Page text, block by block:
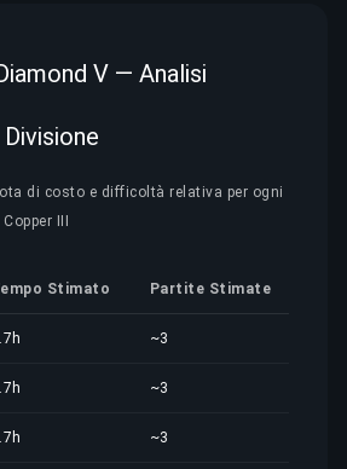
V — Analisi
di costo e difficoltà relativa per ogni
III
Stimato Partite Stimate
~3
~3
~3